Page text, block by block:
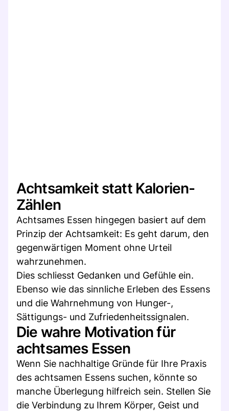
Achtsamkeit statt Kalorien-
Zählen
Achtsames Essen hingegen basiert auf dem
Prinzip der Achtsamkeit: Es geht darum, den
gegenwärtigen Moment ohne Urteil
wahrzunehmen.
Dies schliesst Gedanken und Gefühle ein.
Ebenso wie das sinnliche Erleben des Essens
und die Wahrnehmung von Hunger-,
Sättigungs- und Zufriedenheitssignalen.
Die wahre Motivation für
achtsames Essen
Wenn Sie nachhaltige Gründe für Ihre Praxis
des achtsamen Essens suchen, könnte so
manche Überlegung hilfreich sein. Stellen Sie
die Verbindung zu Ihrem Körper, Geist und